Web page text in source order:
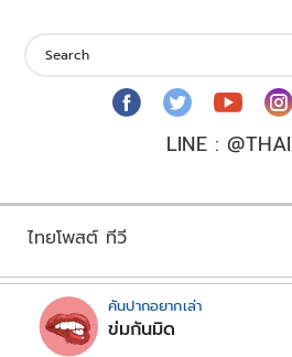
LINE :
ไทยโพสต์ ทีวี
คันปากอยากเล่า
ข่มกันมิด